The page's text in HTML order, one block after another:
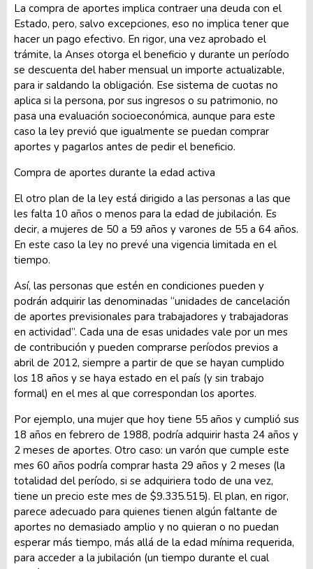
La compra de aportes implica contraer una deuda con el
Estado, pero, salvo excepciones, eso no implica tener que
hacer un pago efectivo. En rigor, una vez aprobado el
trámite, la Anses otorga el beneficio y durante un período
se descuenta del haber mensual un importe actualizable,
para ir saldando la obligación. Ese sistema de cuotas no
aplica si la persona, por sus ingresos o su patrimonio, no
pasa una evaluación socioeconómica, aunque para este
caso la ley previó que igualmente se puedan comprar
aportes y pagarlos antes de pedir el beneficio.
Compra de aportes durante la edad activa
El otro plan de la ley está dirigido a las personas a las que
les falta 10 años o menos para la edad de jubilación. Es
decir, a mujeres de 50 a 59 años y varones de 55 a 64 años.
En este caso la ley no prevé una vigencia limitada en el
tiempo.
Así, las personas que estén en condiciones pueden y
podrán adquirir las denominadas “unidades de cancelación
de aportes previsionales para trabajadores y trabajadoras
en actividad”. Cada una de esas unidades vale por un mes
de contribución y pueden comprarse períodos previos a
abril de 2012, siempre a partir de que se hayan cumplido
los 18 años y se haya estado en el país (y sin trabajo
formal) en el mes al que correspondan los aportes.
Por ejemplo, una mujer que hoy tiene 55 años y cumplió sus
18 años en febrero de 1988, podría adquirir hasta 24 años y
2 meses de aportes. Otro caso: un varón que cumple este
mes 60 años podría comprar hasta 29 años y 2 meses (la
totalidad del período, si se adquiriera todo de una vez,
tiene un precio este mes de $9.335.515). El plan, en rigor,
parece adecuado para quienes tienen algún faltante de
aportes no demasiado amplio y no quieran o no puedan
esperar más tiempo, más allá de la edad mínima requerida,
para acceder a la jubilación (un tiempo durante el cual